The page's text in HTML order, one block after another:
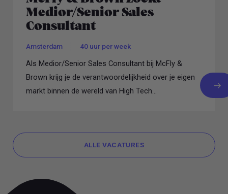
Medior/Senior Sales
Consultant
Amsterdam 40 uur per week
Als Medior/Senior Sales Consultant bij McFly &
Brown krijg je de verantwoordelijkheid over je eigen
markt binnen de wereld van High Tech...
ALLE VACATURES